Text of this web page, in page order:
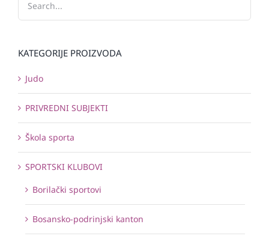
KATEGORIJE PROIZVODA
Judo
PRIVREDNI SUBJEKTI
Škola sporta
SPORTSKI KLUBOVI
Borilački sportovi
Bosansko-podrinjski kanton